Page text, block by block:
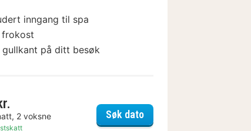
inngang til spa
frokost
gullkant på ditt besøk
2 voksne Søk datoVarbergs Kusthotell